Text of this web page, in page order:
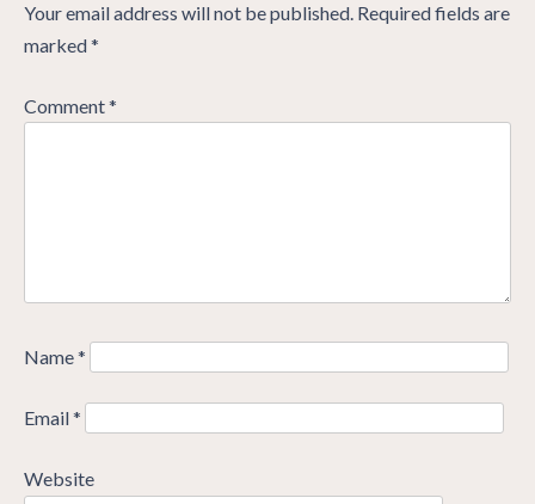
Your email address will not be published. Required fields are
marked*
Comment*
Name*
Email*
Website